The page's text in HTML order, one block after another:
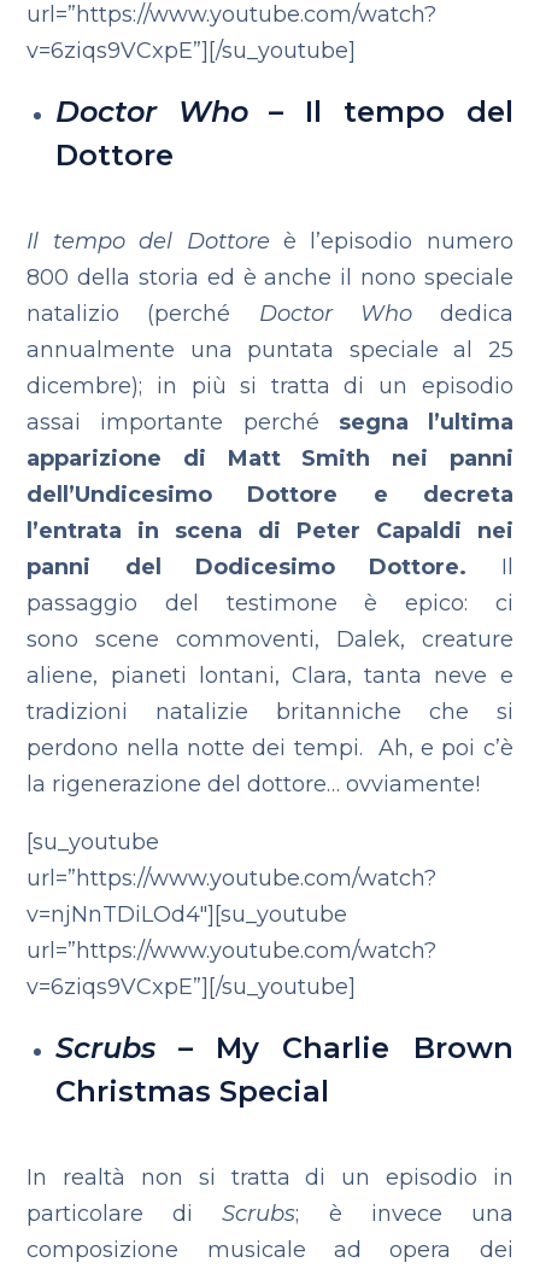
url=”https://www.youtube.com/watch?
v=6ziqs9VCxpE”][/su_youtube]
Doctor Who– Il tempo del
Dottore
Il tempo del Dottore è l’episodio numero
800 della storia ed è anche il nono speciale
natalizio (perché Doctor Whodedica
annualmente una puntata speciale al 25
dicembre); in più si tratta di un episodio
assai importante perché segna l’ultima
apparizione di Matt Smith nei panni
dell’Undicesimo Dottore e decreta
l’entrata in scena di Peter Capaldi nei
panni del Dodicesimo Dottore. Il
passaggio del testimone è epico: ci
sono scene commoventi, Dalek, creature
aliene, pianeti lontani, Clara, tanta neve e
tradizioni natalizie britanniche che si
perdono nella notte dei tempi. Ah, e poi c’è
la rigenerazione del dottore… ovviamente!
[su_youtube
url=”https://www.youtube.com/watch?
v=njNnTDiLOd4″][su_youtube
url=”https://www.youtube.com/watch?
v=6ziqs9VCxpE”][/su_youtube]
Scrubs– My Charlie Brown
Christmas Special
In realtà non si tratta di un episodio in
particolare diScrubs; è invece una
composizione musicale ad opera dei